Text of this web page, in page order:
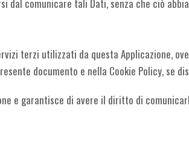
dal comunicare tali Dati, senza che ciò
terzi utilizzati da questa Applicazione,
documento e nella Cookie Policy, se
e garantisce di avere il diritto di